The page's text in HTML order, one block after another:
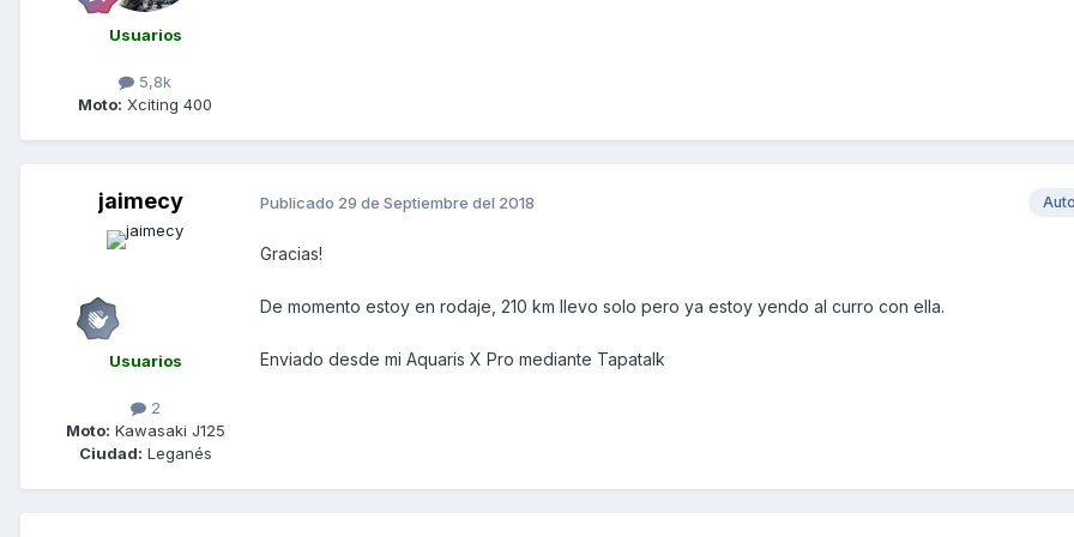
Usuarios
5,8k
Moto: Xciting 400
jaimecy
Usuarios
2
Moto: Kawasaki J125
Ciudad: Leganés
Publicado 29 de Septiembre del 2018
Gracias!
De momento estoy en rodaje, 210 km llevo solo pero ya estoy yendo al curro con ella.
Enviado desde mi Aquaris X Pro mediante Tapatalk